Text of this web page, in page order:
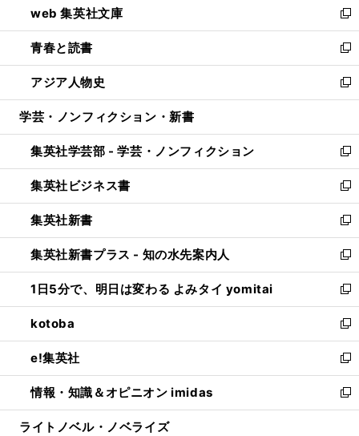
ド
ウ
で
開
く
ィ
ン
ド
ウ
で
開
い
ウ
ィ
ン
ド
ウ
開
く
web 集英社文庫
新
し
い
ウ
ィ
ン
ウ
で
開
く
青春と読書
新
し
い
ウ
ン
ド
ウ
で
開
く
アジア人物史
新
し
ウ
ィ
ン
ド
ウ
で
開
く
学芸・ノンフィクション・新書
集英社学芸部 - 学芸・ノンフィクション
新
し
い
ウ
ィ
ン
ド
ウ
で
開
く
集英社ビジネス書
新
し
い
ウ
ィ
ン
ド
ウ
で
開
く
集英社新書
新
し
い
ウ
ィ
ン
ド
ウ
で
開
く
集英社新書プラス - 知の水先案内人
新
し
い
ウ
ィ
ン
ド
ウ
で
開
1日5分で、明日は変わる よみタイ yomitai
新
し
い
ウ
ィ
ン
ド
ウ
kotoba
新
し
い
ウ
ィ
ン
e!集英社
新
し
い
ウ
情報・知識＆オピニオン imidas
新
し
ライトノベル・ノベライズ